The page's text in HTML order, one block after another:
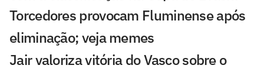
Torcedores provocam Fluminense após
eliminação; veja memes
Jair valoriza vitória do Vasco sobre o